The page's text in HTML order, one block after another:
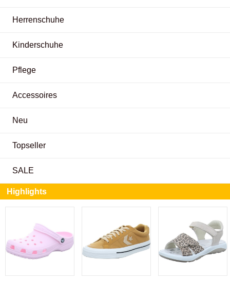
Herrenschuhe
Kinderschuhe
Pflege
Accessoires
Neu
Topseller
SALE
Highlights